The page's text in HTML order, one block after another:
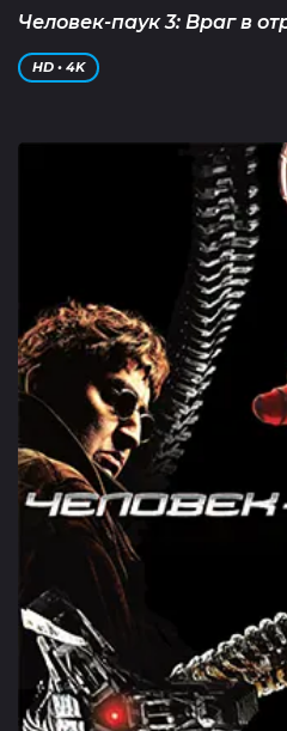
Человек-паук 3: Враг в
HD • 4K